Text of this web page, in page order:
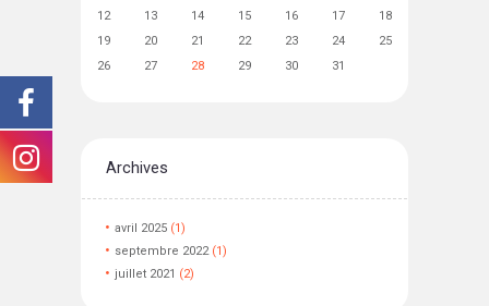
12
13 14 15 16 17
18
19
20 21 22 23 24
25
26
27 28 29 30 31
Archives
avril 2025(1)
septembre 2022(1)
juillet 2021 (2)